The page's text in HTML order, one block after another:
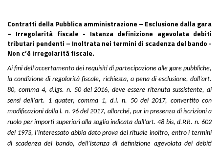
Contratti della Pubblica amministrazione – Esclusione dalla gara
– Irregolarità fiscale - Istanza definizione agevolata debiti
tributari pendenti – Inoltrata nei termini di scadenza del bando -
Non c’è irregolarità fiscale.
Ai fini dell’accertamento dei requisiti di partecipazione alle gare pubbliche,
la condizione di regolarità fiscale, richiesta, a pena di esclusione, dall’art.
80, comma 4, d.lgs. n. 50 del 2016, deve essere ritenuta sussistente, ai
sensi dell’art. 1 quater, comma 1, d.l. n. 50 del 2017, convertito con
modificazioni dalla l. n. 96 del 2017, allorché, pur in presenza di iscrizioni a
ruolo per importi superiori alla soglia indicata dall’art. 48 bis, d.P.R. n. 602
del 1973, l’interessato abbia dato prova del rituale inoltro, entro i termini
di scadenza del bando, dell’istanza di definizione agevolata dei debiti